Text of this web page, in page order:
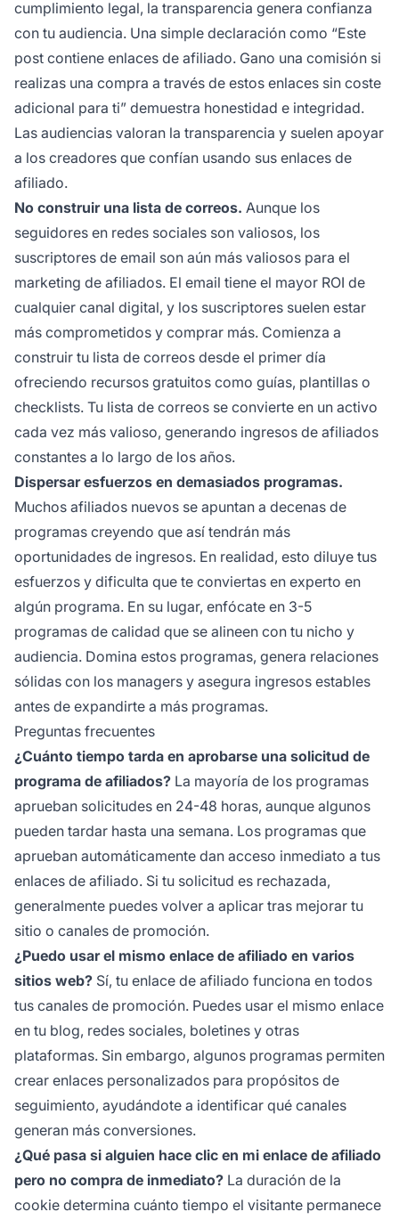
cumplimiento legal, la transparencia genera confianza
con tu audiencia. Una simple declaración como “Este
post contiene enlaces de afiliado. Gano una comisión si
realizas una compra a través de estos enlaces sin coste
adicional para ti” demuestra honestidad e integridad.
Las audiencias valoran la transparencia y suelen apoyar
a los creadores que confían usando sus enlaces de
afiliado.
No construir una lista de correos. Aunque los
seguidores en redes sociales son valiosos, los
suscriptores de email son aún más valiosos para el
marketing de afiliados. El email tiene el mayor ROI de
cualquier canal digital, y los suscriptores suelen estar
más comprometidos y comprar más. Comienza a
construir tu lista de correos desde el primer día
ofreciendo recursos gratuitos como guías, plantillas o
checklists. Tu lista de correos se convierte en un activo
cada vez más valioso, generando ingresos de afiliados
constantes a lo largo de los años.
Dispersar esfuerzos en demasiados programas.
Muchos afiliados nuevos se apuntan a decenas de
programas creyendo que así tendrán más
oportunidades de ingresos. En realidad, esto diluye tus
esfuerzos y dificulta que te conviertas en experto en
algún programa. En su lugar, enfócate en 3-5
programas de calidad que se alineen con tu nicho y
audiencia. Domina estos programas, genera relaciones
sólidas con los managers y asegura ingresos estables
antes de expandirte a más programas.
Preguntas frecuentes
¿Cuánto tiempo tarda en aprobarse una solicitud de
programa de afiliados? La mayoría de los programas
aprueban solicitudes en 24-48 horas, aunque algunos
pueden tardar hasta una semana. Los programas que
aprueban automáticamente dan acceso inmediato a tus
enlaces de afiliado. Si tu solicitud es rechazada,
generalmente puedes volver a aplicar tras mejorar tu
sitio o canales de promoción.
¿Puedo usar el mismo enlace de afiliado en varios
sitios web? Sí, tu enlace de afiliado funciona en todos
tus canales de promoción. Puedes usar el mismo enlace
en tu blog, redes sociales, boletines y otras
plataformas. Sin embargo, algunos programas permiten
crear enlaces personalizados para propósitos de
seguimiento, ayudándote a identificar qué canales
generan más conversiones.
¿Qué pasa si alguien hace clic en mi enlace de afiliado
pero no compra de inmediato? La duración de la
cookie determina cuánto tiempo el visitante permanece